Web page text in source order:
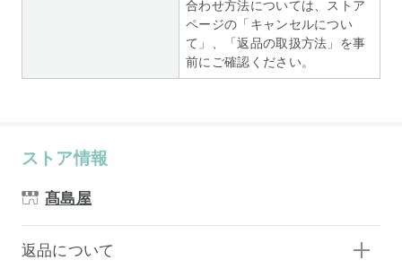
合わせ方法については、ストア
ページの「キャンセルについ
て」、「返品の取扱方法」を事
前にご確認ください。
ストア情報
髙島屋
返品について